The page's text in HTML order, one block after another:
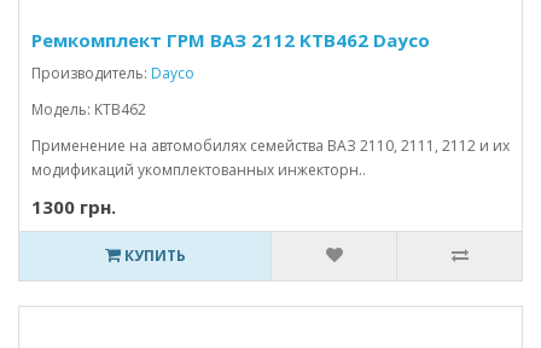
Ремкомплект ГРМ ВАЗ 2112 KTB462 Dayco
Производитель: Dayco
Модель: KTB462
Применение на автомобилях семейства ВАЗ 2110, 2111, 2112 и их
модификаций укомплектованных инжекторн..
1300 грн.
КУПИТЬ